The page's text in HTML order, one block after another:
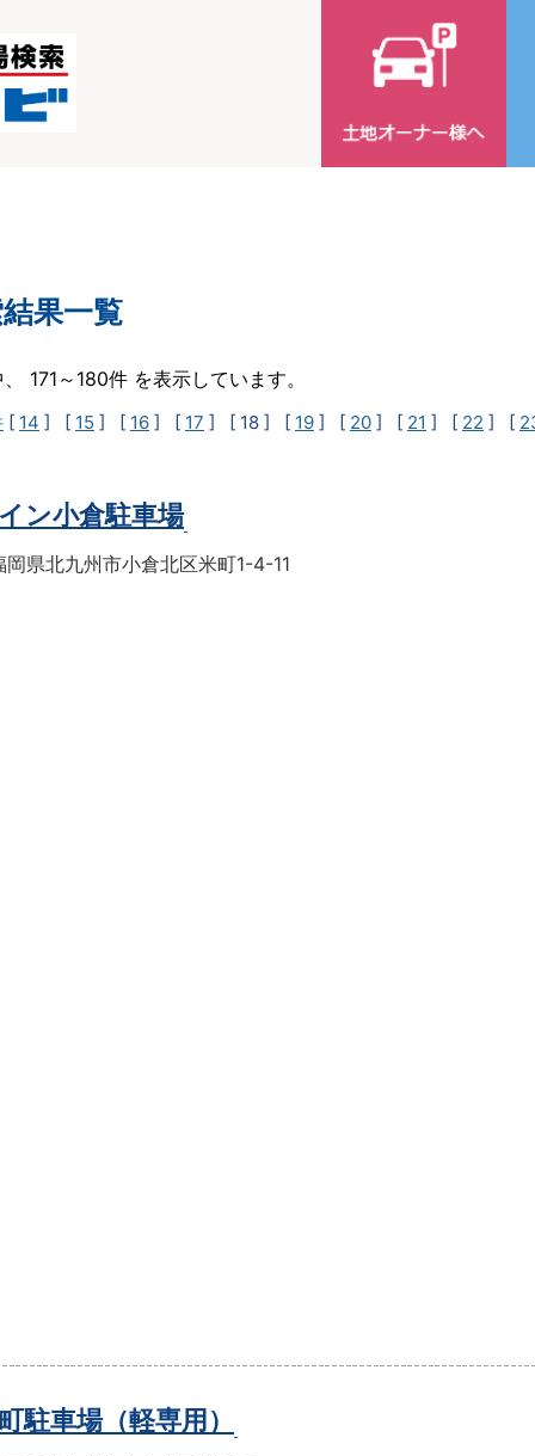
果一覧
171～180件 を表示しています。
[ 14 ] [ 15 ] [ 16 ] [ 17 ] [ 18 ] [ 19 ] [ 20 ] [ 21 ] [ 22 ] [
ン小倉駐車場
岡県北九州市小倉北区米町1-4-11
駐車場（軽専用）